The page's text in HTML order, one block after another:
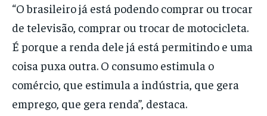
“O brasileiro já está podendo comprar ou trocar
de televisão, comprar ou trocar de motocicleta.
É porque a renda dele já está permitindo e uma
coisa puxa outra. O consumo estimula o
comércio, que estimula a indústria, que gera
emprego, que gera renda”, destaca.